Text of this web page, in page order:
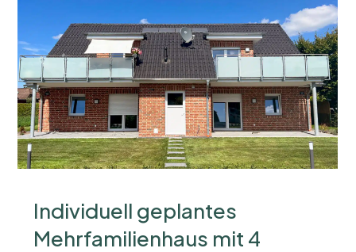
Individuell geplantes
Mehrfamilienhaus mit 4